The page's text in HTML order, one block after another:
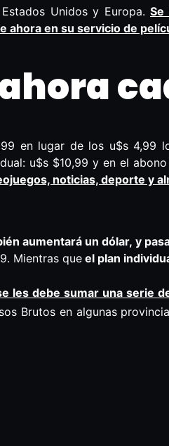
Unidos y Europa. Se
ahora en su servicio de
en lugar de los u$s 4,99
u$s $10,99 y en el
noticias, deporte y
aumentará un dólar, y
Mientras que el plan
les debe sumar una serie
Brutos en algunas